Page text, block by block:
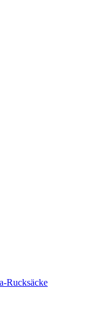
Rucksäcke